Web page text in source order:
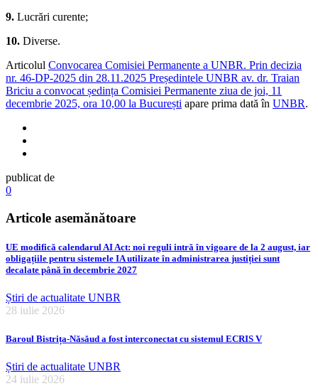
9. Lucrări curente;
10. Diverse.
Articolul Convocarea Comisiei Permanente a UNBR. Prin decizia
nr. 46-DP-2025 din 28.11.2025 Președintele UNBR av. dr. Traian
Briciu a convocat ședința Comisiei Permanente ziua de joi, 11
decembrie 2025, ora 10,00 la București apare prima dată în UNBR.
publicat de
0
Articole asemănătoare
UE modifică calendarul AI Act: noi reguli intră în vigoare de la 2 august, iar
obligațiile pentru sistemele IA utilizate în administrarea justiției sunt
decalate până în decembrie 2027
Știri de actualitate UNBR
28 iulie 2026
Baroul Bistrița-Năsăud a fost interconectat cu sistemul ECRIS V
Știri de actualitate UNBR
24 iulie 2026